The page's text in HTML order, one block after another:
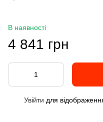
В наявності
4 841 грн
Увійти для